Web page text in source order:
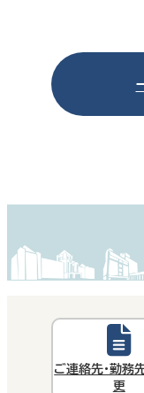
ご連絡先・勤務
更